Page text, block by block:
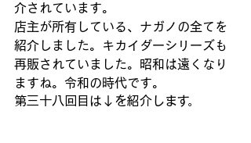
介されています。
店主が所有している、ナガノの全てを
紹介しました。キカイダーシリーズも
再販されていました。昭和は遠くなり
ますね。令和の時代です。
第三十八回目は↓を紹介します。